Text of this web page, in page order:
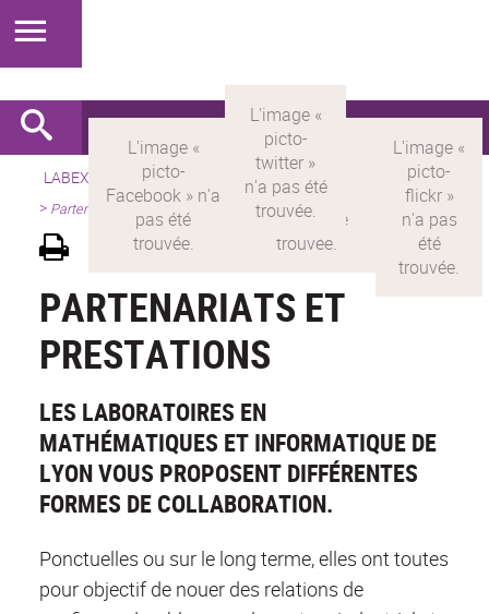
LABEX > LABEX MILYON Version française
Présentation
> Partenariats et prestations
PARTENARIATS ET
PRESTATIONS
LES LABORATOIRES EN
MATHÉMATIQUES ET INFORMATIQUE DE
LYON VOUS PROPOSENT DIFFÉRENTES
FORMES DE COLLABORATION.
Ponctuelles ou sur le long terme, elles ont toutes
pour objectif de nouer des relations de